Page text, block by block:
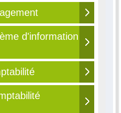
d'information